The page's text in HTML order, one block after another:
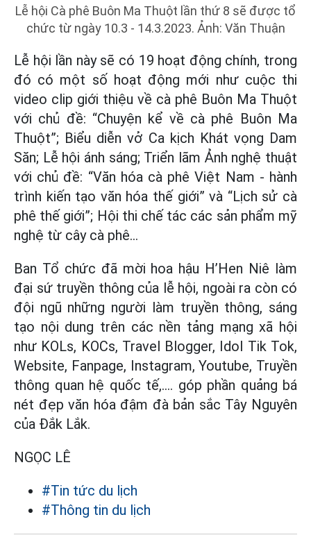
Lễ hội Cà phê Buôn Ma Thuột lần thứ 8 sẽ được tổ
chức từ ngày 10.3 - 14.3.2023. Ảnh: Văn Thuận
Lễ hội lần này sẽ có 19 hoạt động chính, trong
đó có một số hoạt động mới như cuộc thi
video clip giới thiệu về cà phê Buôn Ma Thuột
với chủ đề: “Chuyện kể về cà phê Buôn Ma
Thuột”; Biểu diễn vở Ca kịch Khát vọng Dam
Săn; Lễ hội ánh sáng; Triển lãm Ảnh nghệ thuật
với chủ đề: “Văn hóa cà phê Việt Nam - hành
trình kiến tạo văn hóa thế giới” và “Lịch sử cà
phê thế giới”; Hội thi chế tác các sản phẩm mỹ
nghệ từ cây cà phê…
Ban Tổ chức đã mời hoa hậu H’Hen Niê làm
đại sứ truyền thông của lễ hội, ngoài ra còn có
đội ngũ những người làm truyền thông, sáng
tạo nội dung trên các nền tảng mạng xã hội
như KOLs, KOCs, Travel Blogger, Idol Tik Tok,
Website, Fanpage, Instagram, Youtube, Truyền
thông quan hệ quốc tế,.... góp phần quảng bá
nét đẹp văn hóa đậm đà bản sắc Tây Nguyên
của Đắk Lắk.
NGỌC LÊ
#Tin tức du lịch
#Thông tin du lịch